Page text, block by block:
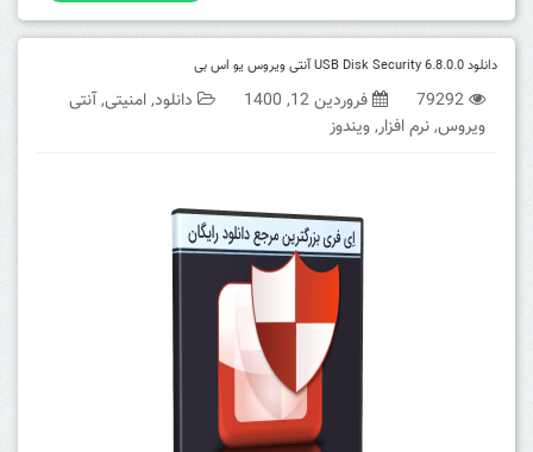
دانلود USB Disk Security 6.8.0.0 آنتی ویروس یو اس بی
79292 فروردین 12, 1400 دانلود,امنیتی,آنتی
ویروس,نرم افزار,ویندوز